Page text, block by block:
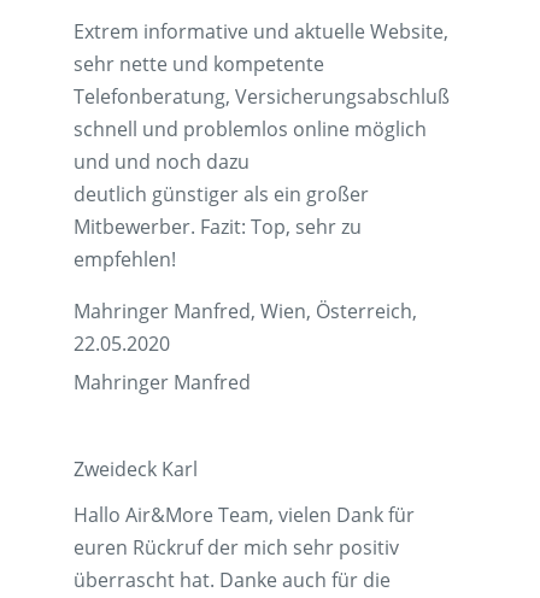
Extrem informative und aktuelle Website,
sehr nette und kompetente
Telefonberatung, Versicherungsabschluß
schnell und problemlos online möglich
und und noch dazu
deutlich günstiger als ein großer
Mitbewerber. Fazit: Top, sehr zu
empfehlen!
Mahringer Manfred, Wien, Österreich,
22.05.2020
Mahringer Manfred
Zweideck Karl
Hallo Air&More Team, vielen Dank für
euren Rückruf der mich sehr positiv
überrascht hat. Danke auch für die